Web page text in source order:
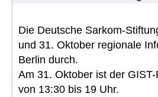
Die Deutsche Sarkom-
und 31. Oktober regionale
Berlin durch.
Am 31. Oktober ist der
von 13:30 bis 19 Uhr.